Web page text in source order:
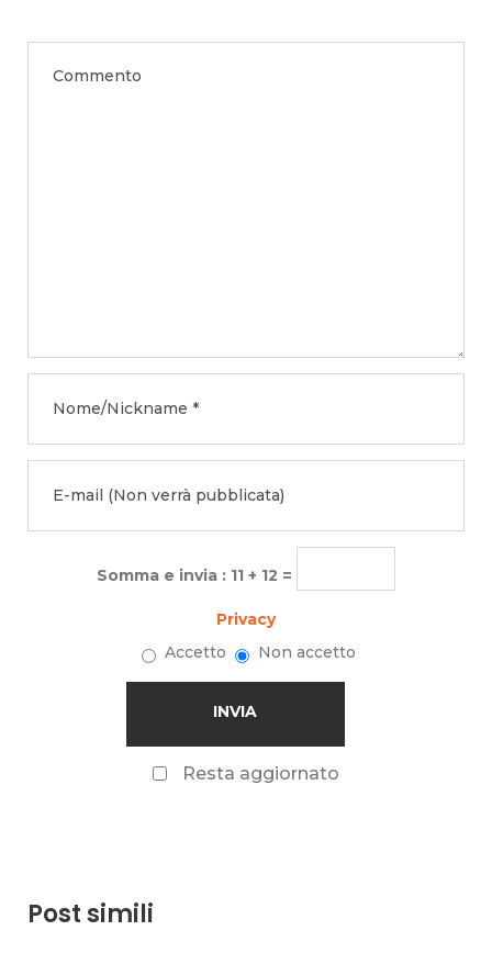
Somma e invia : 11 + 12 =
Privacy
Accetto
Non accetto
Resta aggiornato
Post simili